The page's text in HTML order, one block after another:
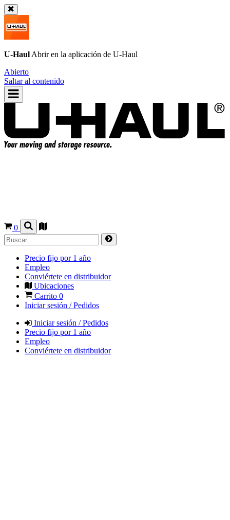
U-Haul Abrir en la aplicación de U-Haul
Abierto
Saltar al contenido
0
Precio fijo por 1 año
Empleo
Conviértete en distribuidor
Ubicaciones
Carrito 0
Iniciar sesión / Pedidos
Iniciar sesión / Pedidos
Precio fijo por 1 año
Empleo
Conviértete en distribuidor